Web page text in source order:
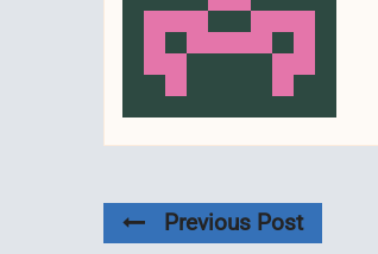
Previous Post